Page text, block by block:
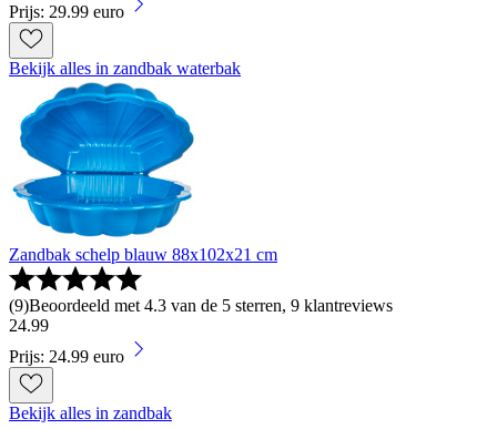
Prijs: 29.99 euro
Bekijk alles in zandbak waterbak
Zandbak schelp blauw 88x102x21 cm
(9)Beoordeeld met 4.3 van de 5 sterren, 9 klantreviews
24.99
Prijs: 24.99 euro
Bekijk alles in zandbak